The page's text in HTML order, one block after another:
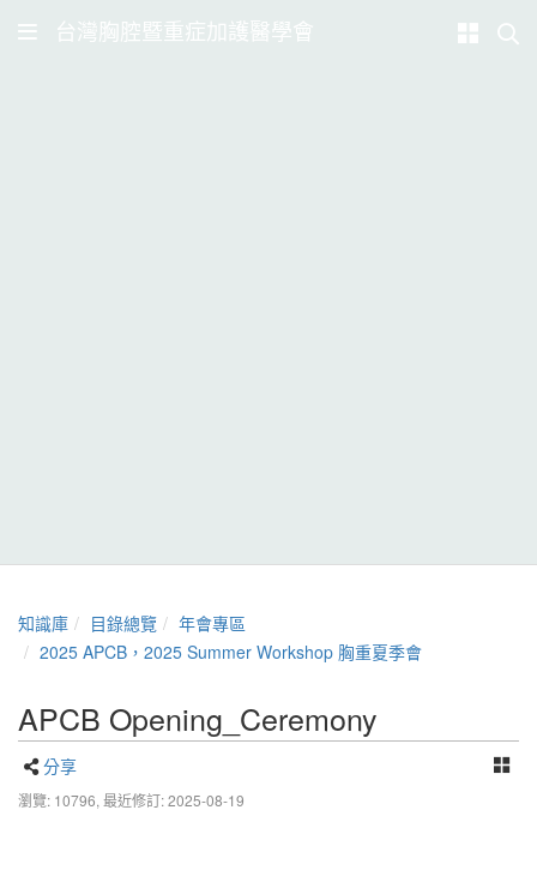
台灣胸腔暨重症加護醫學會
知識庫 目錄總覽
年會專區
2025 APCB，2025 Summer Workshop 胸重夏季會
APCB Opening_Ceremony
分享
瀏覽: 10796, 最近修訂: 2025-08-19